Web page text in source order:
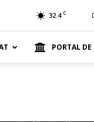
32.4 C
PORTAL